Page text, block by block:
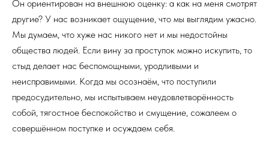
Он ориентирован на внешнюю оценку: а как на меня смотрят
другие? У нас возникает ощущение, что мы выглядим ужасно.
Мы думаем, что хуже нас никого нет и мы недостойны
общества людей. Если вину за проступок можно искупить, то
стыд делает нас беспомощными, уродливыми и
неисправимыми. Когда мы осознаём, что поступили
предосудительно, мы испытываем неудовлетворённость
собой, тягостное беспокойство и смущение, сожалеем о
совершённом поступке и осуждаем себя.